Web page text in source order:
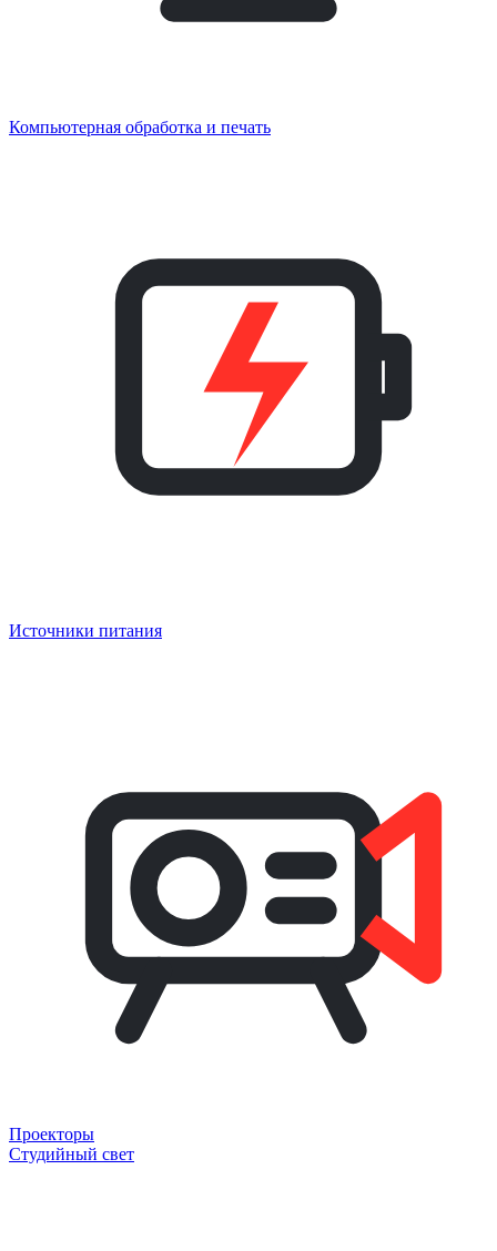
Компьютерная обработка и печать
Источники питания
Проекторы
Студийный свет